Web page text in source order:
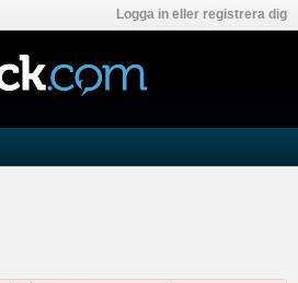
Logga in eller registrera dig